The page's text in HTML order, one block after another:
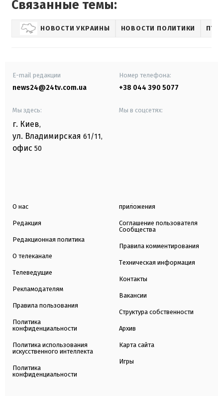
Связанные темы:
НОВОСТИ УКРАИНЫ НОВОСТИ ПОЛИТИКИ
E-mail редакции
news24@24tv.com.ua
Номер телефона:
+38 044 390 5077
Мы здесь:
г. Киев,
ул. Владимирская 61/11,
офис 50
Мы в соцсетях:
О нас
Редакция
Редакционная политика
О телеканале
Телеведущие
Рекламодателям
Правила пользования
Политика
конфиденциальности
Политика использования
искусственного интеллекта
Политика
конфиденциальности
приложения
Соглашение пользователя
Сообщества
Правила комментирования
Техническая информация
Контакты
Вакансии
Структура собственности
Архив
Карта сайта
Игры